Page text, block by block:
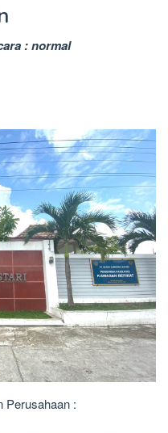
: normal
Perusahaan :